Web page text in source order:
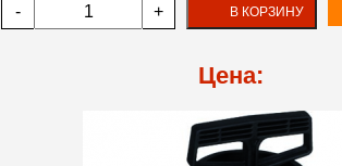
- + В КОРЗИНУ
Цена: